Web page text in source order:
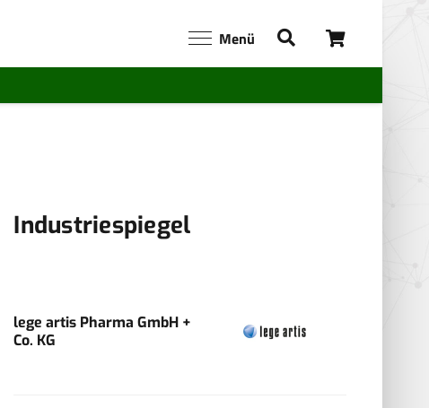
Menü
Industriespiegel
lege artis Pharma GmbH +
Co. KG